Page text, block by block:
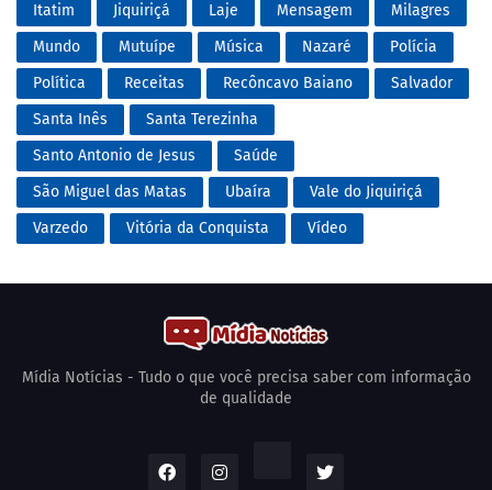
Itatim
Jiquiriçá Laje Mensagem
Milagres
Mundo
Mutuípe Música Nazaré
Polícia
Política
Receitas Recôncavo Baiano
Salvador
Santa Inês
Santa Terezinha
Santo Antonio de Jesus
Saúde
São Miguel das Matas
Ubaíra
Vale do Jiquiriçá
Varzedo
Vitória da Conquista Vídeo
Mídia Notícias - Tudo o que você precisa saber com informação
de qualidade